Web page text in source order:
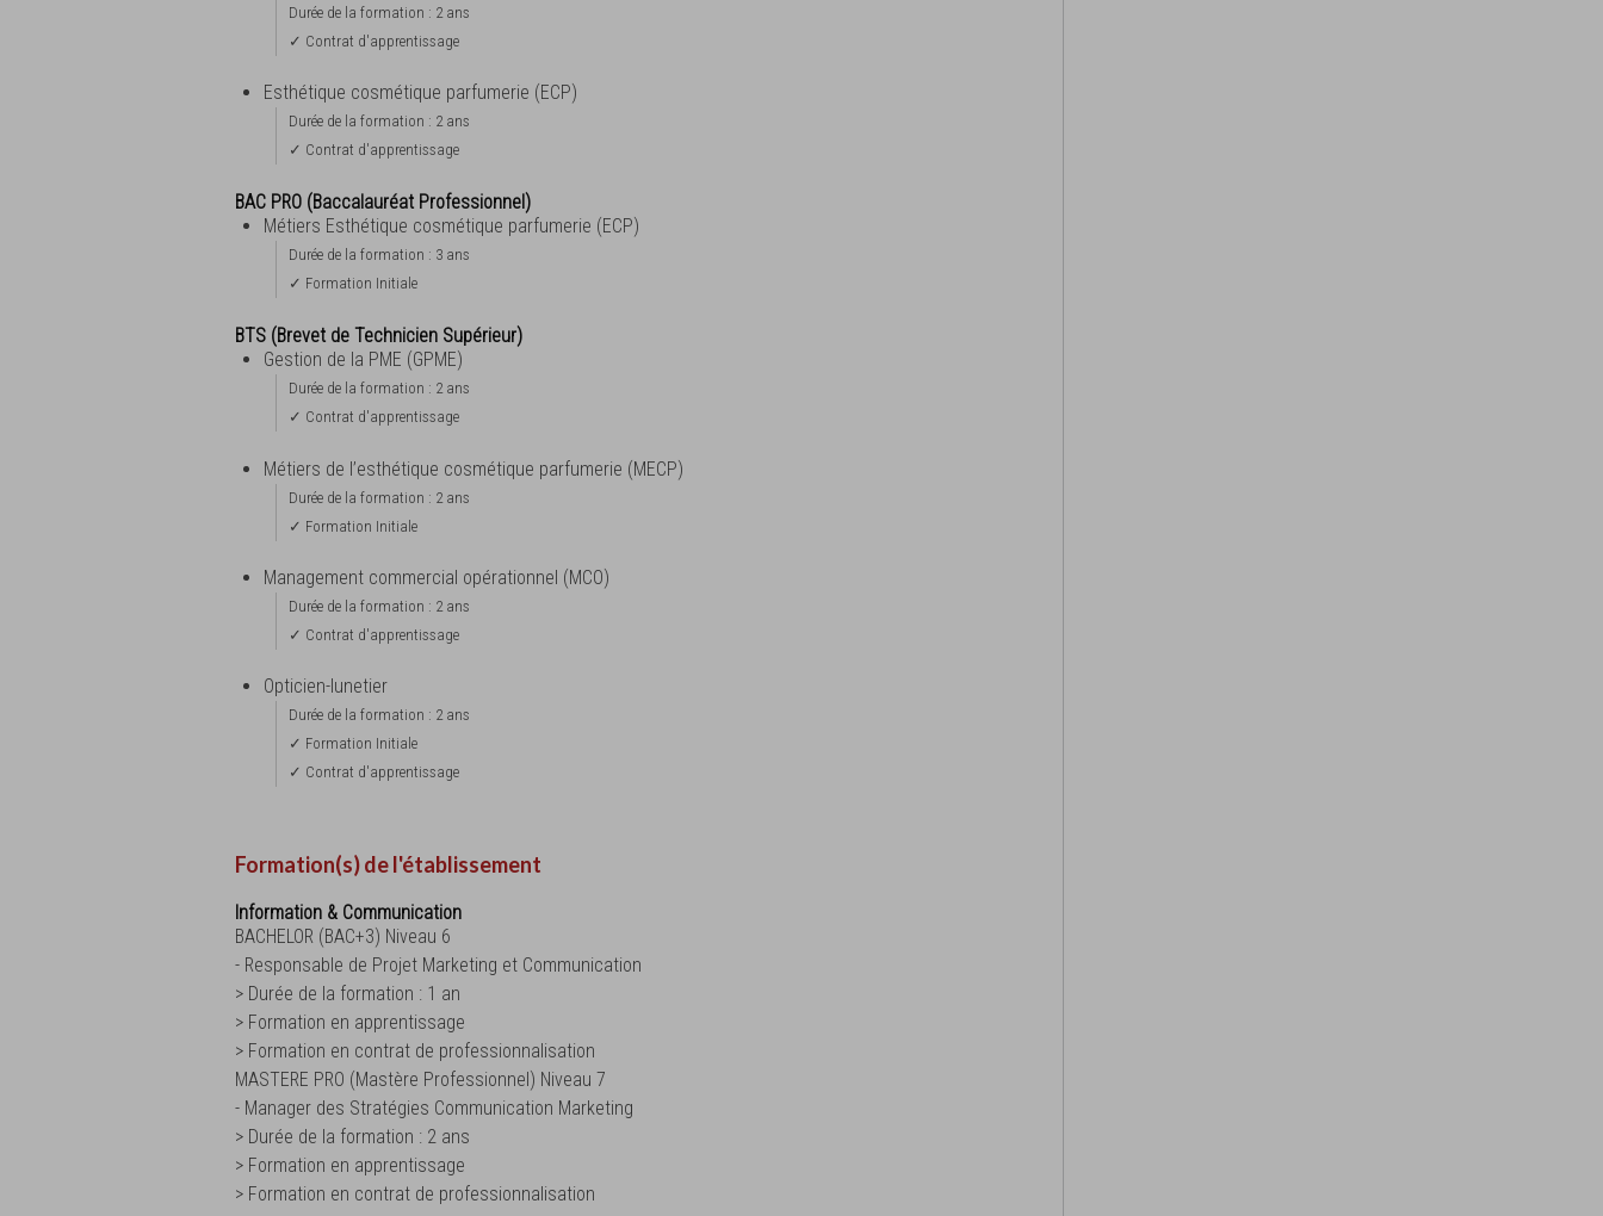
Durée de la formation : 2 ans
✓ Contrat d'apprentissage
Esthétique cosmétique parfumerie (ECP)
Durée de la formation : 2 ans
✓ Contrat d'apprentissage
BAC PRO (Baccalauréat Professionnel)
Métiers Esthétique cosmétique parfumerie (ECP)
Durée de la formation : 3 ans
✓ Formation Initiale
BTS (Brevet de Technicien Supérieur)
Gestion de la PME (GPME)
Durée de la formation : 2 ans
✓ Contrat d'apprentissage
Métiers de l’esthétique cosmétique parfumerie (MECP)
Durée de la formation : 2 ans
✓ Formation Initiale
Management commercial opérationnel (MCO)
Durée de la formation : 2 ans
✓ Contrat d'apprentissage
Opticien-lunetier
Durée de la formation : 2 ans
✓ Formation Initiale
✓ Contrat d'apprentissage
Formation(s) de l'établissement
Information & Communication
BACHELOR (BAC+3) Niveau 6
- Responsable de Projet Marketing et Communication
> Durée de la formation : 1 an
> Formation en apprentissage
> Formation en contrat de professionnalisation
MASTERE PRO (Mastère Professionnel) Niveau 7
- Manager des Stratégies Communication Marketing
> Durée de la formation : 2 ans
> Formation en apprentissage
> Formation en contrat de professionnalisation